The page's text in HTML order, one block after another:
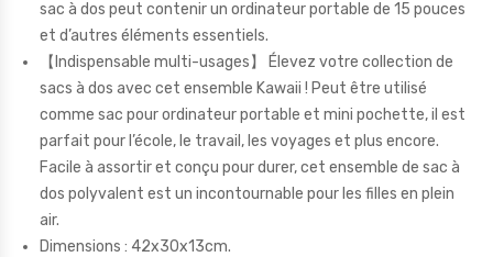
sac à dos peut contenir un ordinateur portable de 15 pouces
et d’autres éléments essentiels.
【Indispensable multi-usages】 Élevez votre collection de
sacs à dos avec cet ensemble Kawaii ! Peut être utilisé
comme sac pour ordinateur portable et mini pochette, il est
parfait pour l’école, le travail, les voyages et plus encore.
Facile à assortir et conçu pour durer, cet ensemble de sac à
dos polyvalent est un incontournable pour les filles en plein
air.
Dimensions : 42x30x13cm.